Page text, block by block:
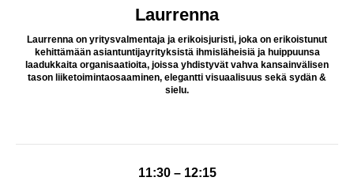
Laurrenna
Laurrenna on yritysvalmentaja ja erikoisjuristi, joka on erikoistunut
kehittämään asiantuntijayrityksistä ihmisläheisiä ja huippuunsa
laadukkaita organisaatioita, joissa yhdistyvät vahva kansainvälisen
tason liiketoimintaosaaminen, elegantti visuaalisuus sekä sydän &
sielu.
11:30 – 12:15